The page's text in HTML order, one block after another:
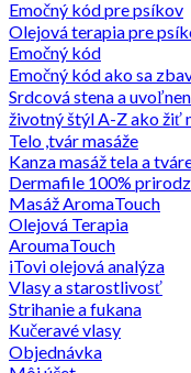
Emočný kód pre psíkov
Olejová terapia pre
Emočný kód
Emočný kód ako sa
Srdcová stena a
životný štýl A-Z ako žiť
Telo ,tvár masáže
Kanza masáž tela a
Dermafile 100%
Masáž AromaTouch
Olejová Terapia
AroumaTouch
iTovi olejová analýza
Vlasy a starostlivosť
Strihanie a fukana
Kučeravé vlasy
Objednávka